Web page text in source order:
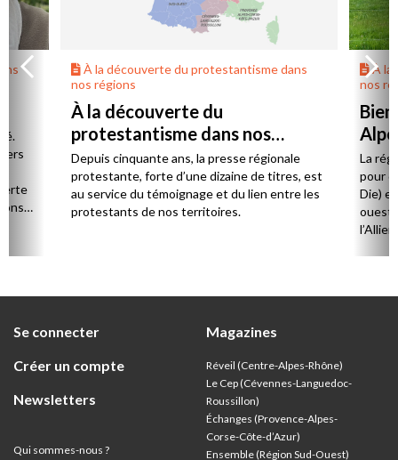
À la découverte du protestantisme dans
nos régions
À la découverte du
protestantisme dans nos
régions
Depuis cinquante ans, la presse régionale
protestante, forte d’une dizaine de titres, est
au service du témoignage et du lien entre les
protestants de nos territoires.
À la
nos
La
pour
Die)
ouest,
Se connecter
Créer un compte
Newsletters
Qui sommes-nous ?
Magazines
Réveil (Centre-Alpes-Rhône)
Le Cep (Cévennes-Languedoc-
Roussillon)
Échanges (Provence-Alpes-
Corse-Côte-d’Azur)
Ensemble (Région Sud-Ouest)